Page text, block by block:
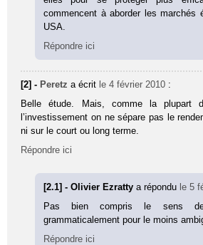
commencent à aborder les marchés
USA.
Répondre ici
[2] - Peretz a écrit le 4 février 2010 :
Belle étude. Mais, comme la plupart
l’investissement on ne sépare pas le
ni sur le court ou long terme.
Répondre ici
[2.1] - Olivier Ezrattya répondu le 5
Pas bien compris le sens de
grammaticalement pour le moins
Répondre ici